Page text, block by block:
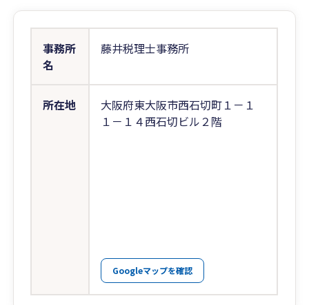
事務所
名
藤井税理士事務所
所在地
大阪府東大阪市西石切町１－１
１－１４西石切ビル２階
Googleマップを確認